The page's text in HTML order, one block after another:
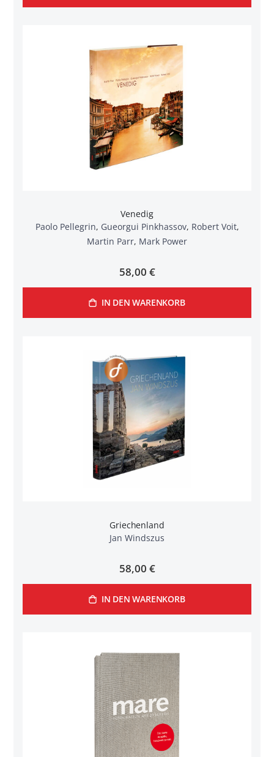
Venedig
Paolo Pellegrin, Gueorgui Pinkhassov, Robert Voit,
Martin Parr, Mark Power
58,00 €
IN DEN WARENKORB
Griechenland
Jan Windszus
58,00 €
IN DEN WARENKORB